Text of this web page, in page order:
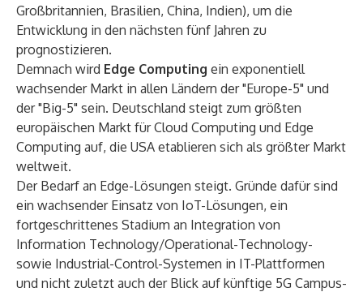
Großbritannien, Brasilien, China, Indien), um die
Entwicklung in den nächsten fünf Jahren zu
prognostizieren.
Demnach wird Edge Computing ein exponentiell
wachsender Markt in allen Ländern der "Europe-5" und
der "Big-5" sein. Deutschland steigt zum größten
europäischen Markt für Cloud Computing und Edge
Computing auf, die USA etablieren sich als größter Markt
weltweit.
Der Bedarf an Edge-Lösungen steigt. Gründe dafür sind
ein wachsender Einsatz von IoT-Lösungen, ein
fortgeschrittenes Stadium an Integration von
Information Technology/Operational-Technology-
sowie Industrial-Control-Systemen in IT-Plattformen
und nicht zuletzt auch der Blick auf künftige 5G Campus-